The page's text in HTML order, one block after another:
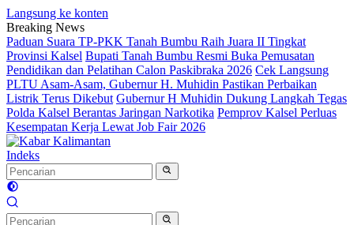
Langsung ke konten
Breaking News
Paduan Suara TP-PKK Tanah Bumbu Raih Juara II Tingkat
Provinsi Kalsel Bupati Tanah Bumbu Resmi Buka Pemusatan
Pendidikan dan Pelatihan Calon Paskibraka 2026 Cek Langsung
PLTU Asam-Asam, Gubernur H. Muhidin Pastikan Perbaikan
Listrik Terus Dikebut Gubernur H Muhidin Dukung Langkah Tegas
Polda Kalsel Berantas Jaringan Narkotika Pemprov Kalsel Perluas
Kesempatan Kerja Lewat Job Fair 2026
Indeks